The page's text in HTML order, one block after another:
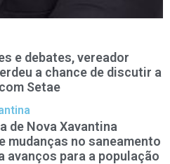
e debates, vereador
a chance de discutir a
Setae
de Nova Xavantina
mudanças no saneamento
avanços para a população